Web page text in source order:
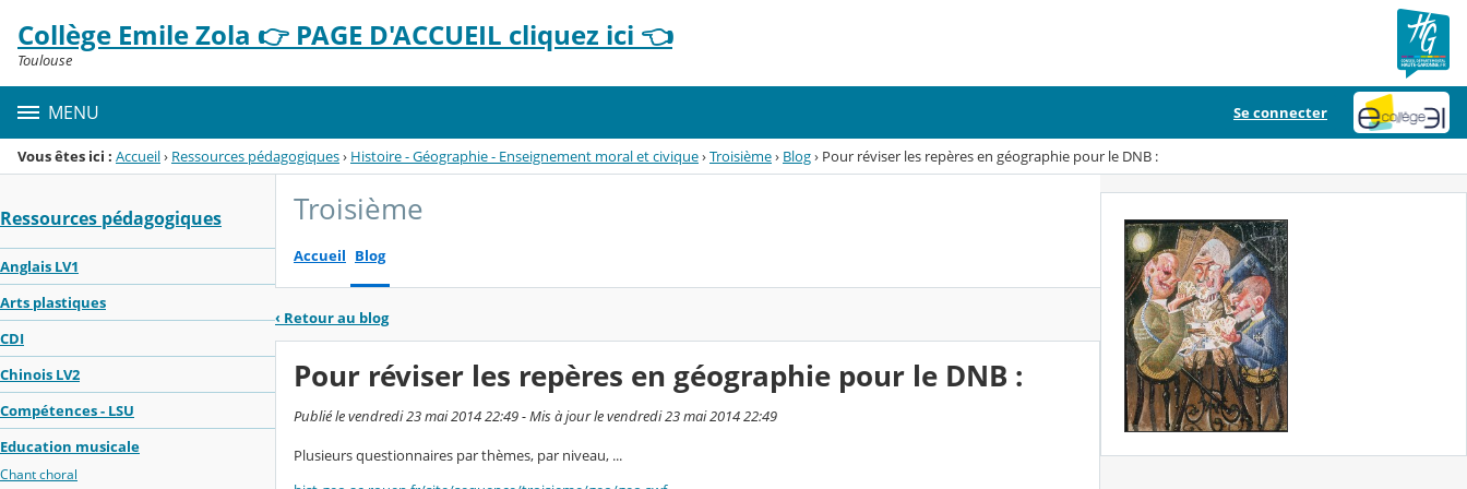
Menu de la rubrique
Contenu
Collège Emile Zola 👉 PAGE D'ACCUEIL cliquez ici 👈
Toulouse
MENU Se connecter
Vous êtes ici : Accueil› Ressources pédagogiques› Histoire - Géographie - Enseignement moral et civique›Troisième› Blog› Pour réviser les repères en géographie pour le DNB :
Ressources pédagogiques
Anglais LV1
Arts plastiques
CDI
Chinois LV2
Compétences - LSU
Education musicale
Chant choral
Troisième
Accueil Blog
‹ Retour au blog
Pour réviser les repères en géographie pour le DNB :
Publié le vendredi 23 mai 2014 22:49 - Mis à jour le vendredi 23 mai 2014 22:49
Plusieurs questionnaires par thèmes, par niveau, ...